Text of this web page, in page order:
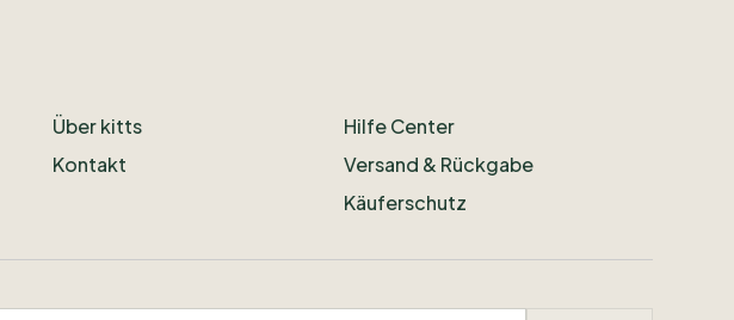
Über kitts
Kontakt
Hilfe Center
Versand & Rückgabe
Käuferschutz